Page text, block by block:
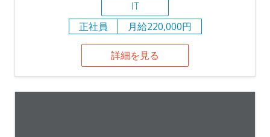
IT
正社員
月給220,000円
詳細を見る